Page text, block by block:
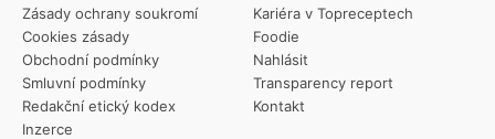
Zásady ochrany soukromí
Cookies zásady
Obchodní podmínky
Smluvní podmínky
Redakční etický kodex
Inzerce
Kariéra v Topreceptech
Foodie
Nahlásit
Transparency report
Kontakt